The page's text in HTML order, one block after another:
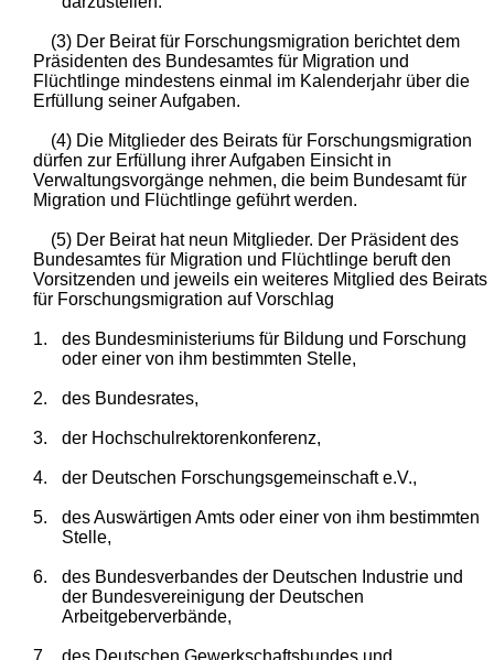
(3) Der Beirat für Forschungsmigration berichtet dem
Präsidenten des Bundesamtes für Migration und
Flüchtlinge mindestens einmal im Kalenderjahr über die
Erfüllung seiner Aufgaben.
(4) Die Mitglieder des Beirats für Forschungsmigration
dürfen zur Erfüllung ihrer Aufgaben Einsicht in
Verwaltungsvorgänge nehmen, die beim Bundesamt für
Migration und Flüchtlinge geführt werden.
(5) Der Beirat hat neun Mitglieder. Der Präsident des
Bundesamtes für Migration und Flüchtlinge beruft den
Vorsitzenden und jeweils ein weiteres Mitglied des Beirats
für Forschungsmigration auf Vorschlag
1.
des Bundesministeriums für Bildung und Forschung
oder einer von ihm bestimmten Stelle,
2. des Bundesrates,
3. der Hochschulrektorenkonferenz,
4. der Deutschen Forschungsgemeinschaft e.V.,
5.
des Auswärtigen Amts oder einer von ihm bestimmten
Stelle,
6.
des Bundesverbandes der Deutschen Industrie und
der Bundesvereinigung der Deutschen
Arbeitgeberverbände,
7. des Deutschen Gewerkschaftsbundes und